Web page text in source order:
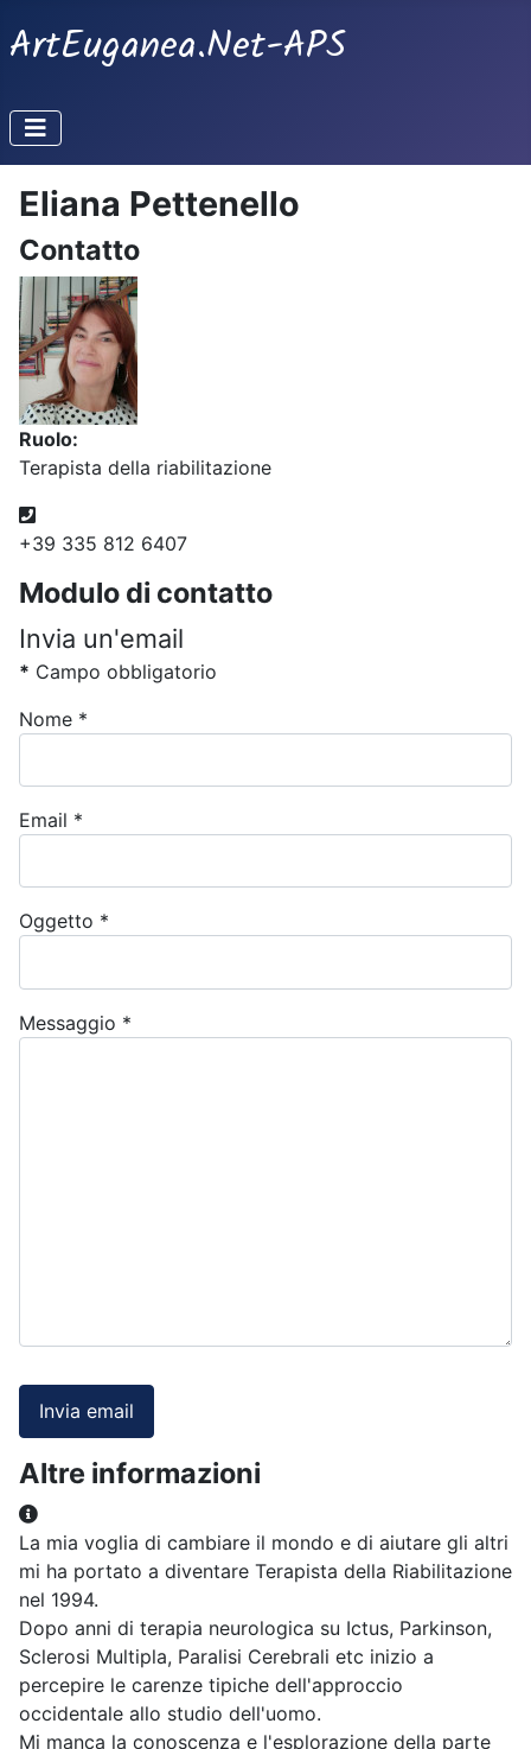
ArtEuganea.Net-APS
Eliana Pettenello
Contatto
Ruolo:
Terapista della riabilitazione
Telefono
+39 335 812 6407
Modulo di contatto
Invia un'email
* Campo obbligatorio
Nome *
Email *
Oggetto *
Messaggio *
Invia email
Altre informazioni
Altre informazioni
La mia voglia di cambiare il mondo e di aiutare gli altri
mi ha portato a diventare Terapista della Riabilitazione
nel 1994.
Dopo anni di terapia neurologica su Ictus, Parkinson,
Sclerosi Multipla, Paralisi Cerebrali etc inizio a
percepire le carenze tipiche dell'approccio
occidentale allo studio dell'uomo.
Mi manca la conoscenza e l'esplorazione della parte